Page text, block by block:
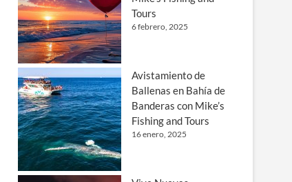
Tours
6 febrero, 2025
Avistamiento de
Ballenas en Bahía de
Banderas con Mike’s
Fishing and Tours
16 enero, 2025